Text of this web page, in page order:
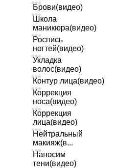
Брови(видео)
Школа
маникюра(видео)
Роспись
ногтей(видео)
Укладка
волос(видео)
Контур лица(видео)
Коррекция
носа(видео)
Коррекция
лица(видео)
Нейтральный
макияж(в...
Наносим
тени(видео)